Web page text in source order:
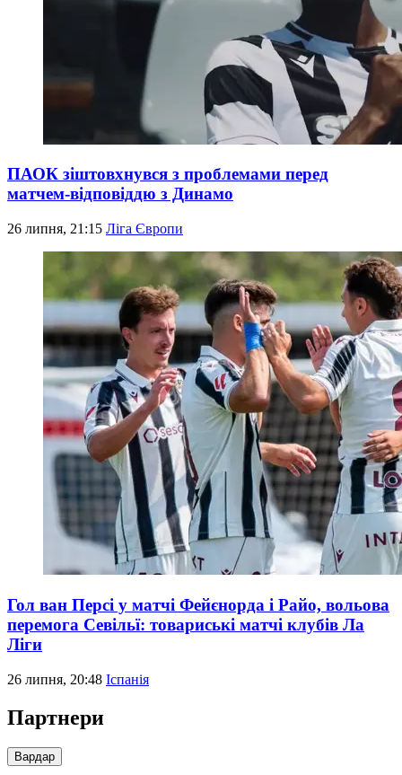
ПАОК зіштовхнувся з проблемами перед
матчем-відповіддю з Динамо
26 липня, 21:15 Ліга Європи
Гол ван Персі у матчі Фейєнорда і Райо, вольова
перемога Севільї: товариські матчі клубів Ла
Ліги
26 липня, 20:48 Іспанія
Партнери
Вардар